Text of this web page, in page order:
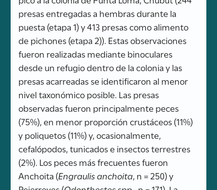
presas entregadas a hembras durante la
puesta (etapa 1) y 413 presas como alimento
de pichones (etapa 2)). Estas observaciones
fueron realizadas mediante binoculares
desde un refugio dentro de la colonia y las
presas acarreadas se identificaron al menor
nivel taxonómico posible. Las presas
observadas fueron principalmente peces
(75%), en menor proporción crustáceos (11%)
y poliquetos (11%) y, ocasionalmente,
cefalópodos, tunicados e insectos terrestres
(2%). Los peces más frecuentes fueron
Anchoita (Engraulis anchoita, n = 250) y